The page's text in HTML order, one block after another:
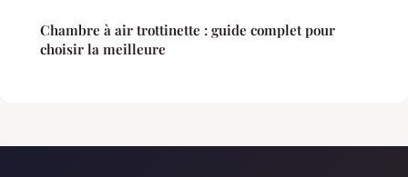
Chambre à air trottinette : guide complet pour
choisir la meilleure